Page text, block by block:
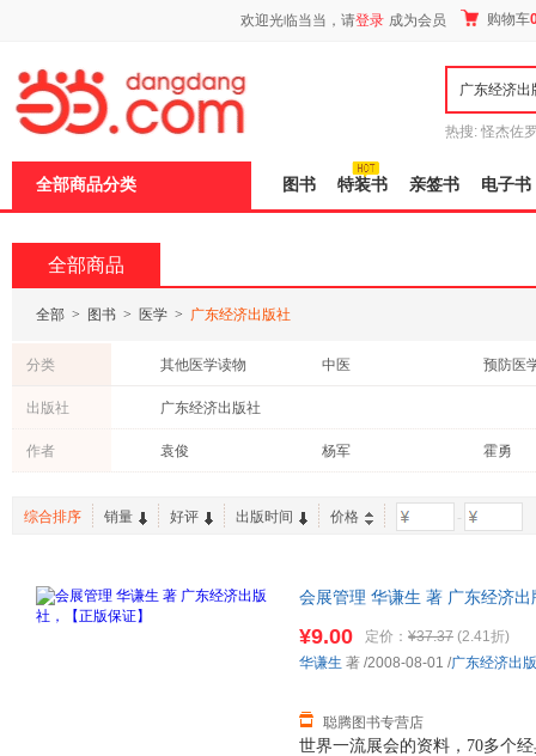
欢迎光临当当，请登录 成为会员 购物车
热搜: 怪杰佐
全部商品分类 图书 特装书 亲签书 电子书
全部商品
全部 > 图书 > 医学 > 广东经济出版社
分类 其他医学读物 中医
预防医
医学/药学考试
出版社 广东经济出版社
作者 袁俊 杨军 霍勇
综合排序 销量 好评 出版时间 价格 -
会展管理 华谦生 著 广东经济
世界一流展会的资料，70多个
¥9.00 定价： ¥37.37 (2.41折)
聪腾图书专营店
华谦生 著 /2008-08-01 /广东经济出
页
加